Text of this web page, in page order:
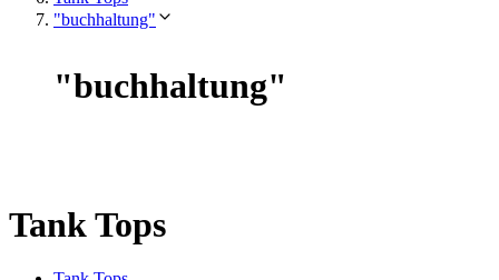
"buchhaltung"
"buchhaltung"
Tank Tops